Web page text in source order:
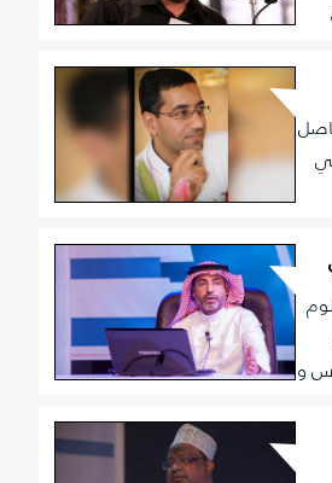
بدأت مسيرته مع المواكب
الحسينيّة مع نهاية العام 1979، فكوّن لونًا خاصًّا به في أداء
الرّعيل الأوّل لرواديد البحرين الذين
العزاء في المنطقة، التي تزامنت مع
في إيران، وهو من القلائل الذين
في المواكب الحسينيّة، له كرّاس
في سيرة رادود)، وكتاب في السيرة
ذاكرة الوطن)، ورواية بعنوان: (قاهر
العاشورائيّة بلغة شعريّة،
ينظم الشّعر بغزارة، وصدر له
الإلكترونية.
حاصل
و
من جامعة درهم (بريطانيا) في